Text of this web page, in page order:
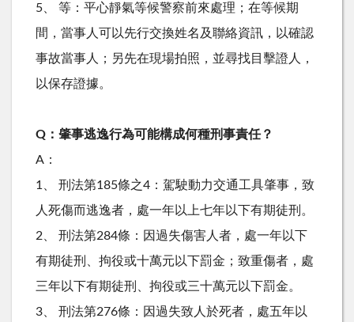
5、 等：平心靜氣等候警察前來處理；在等候期
間，當事人可以先行交換姓名及聯絡資訊，以確認
事故當事人；另先在現場拍照，並尋找目擊證人，
以保存證據。
Q：肇事逃逸行為可能構成何種刑事責任？
A：
1、 刑法第185條之4：駕駛動力交通工具肇事，致
人死傷而逃逸者，處一年以上七年以下有期徒刑。
2、 刑法第284條：因過失傷害人者，處一年以下
有期徒刑、拘役或十萬元以下罰金；致重傷者，處
三年以下有期徒刑、拘役或三十萬元以下罰金。
3、 刑法第276條：因過失致人於死者，處五年以